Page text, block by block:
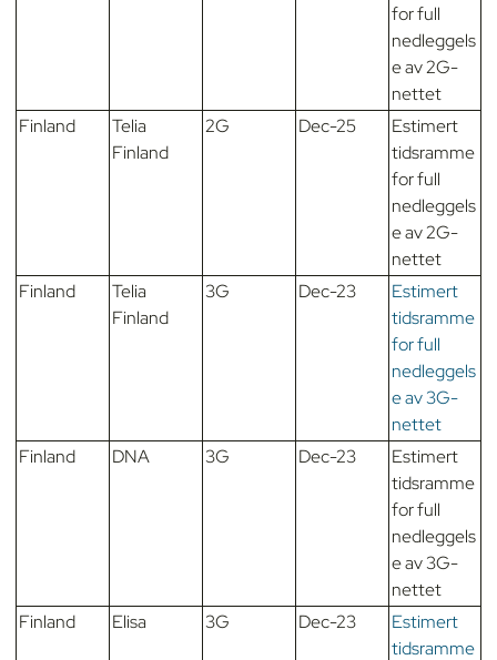
for full
nedleggels
e av 2G-
nettet
Finland
Telia
Finland
2G Dec-25
Estimert
tidsramme
for full
nedleggels
e av 2G-
nettet
Finland
Telia
Finland
3G Dec-23
Estimert
tidsramme
for full
nedleggels
e av 3G-
nettet
Finland
DNA 3G Dec-23
Estimert
tidsramme
for full
nedleggels
e av 3G-
nettet
Finland
Elisa 3G Dec-23
Estimert
tidsramme